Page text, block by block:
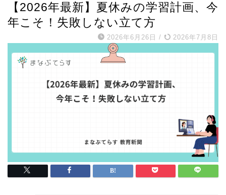
【2026年最新】夏休みの学習計画、今
年こそ！失敗しない立て方
2026年6月26日 / 2026年7月8日